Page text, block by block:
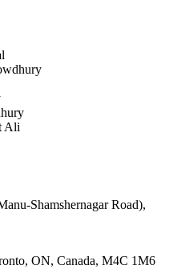
Ali
Shamshernagar Road),
ON, Canada, M4C 1M6